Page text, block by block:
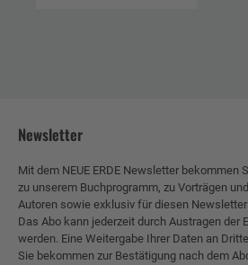
Newsletter
Mit dem NEUE ERDE Newsletter bekommen
zu unserem Buchprogramm, zu Vorträgen
Autoren sowie exklusiv für diesen
Das Abo kann jederzeit durch Austragen der
werden. Eine Weitergabe Ihrer Daten an
Sie bekommen zur Bestätigung nach dem